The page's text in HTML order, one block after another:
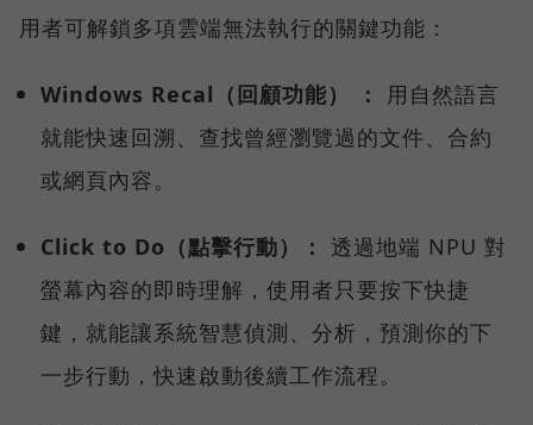
用者可解鎖多項雲端無法執行的關鍵功能：
Windows Recal（回顧功能） ：
用自然語言
就能快速回溯、查找曾經瀏覽過的文件、合約
或網頁內容。
Click to Do（點擊行動）： 透過地端 NPU 對
螢幕內容的即時理解，使用者只要按下快捷
鍵，就能讓系統智慧偵測、分析，預測你的下
一步行動，快速啟動後續工作流程。